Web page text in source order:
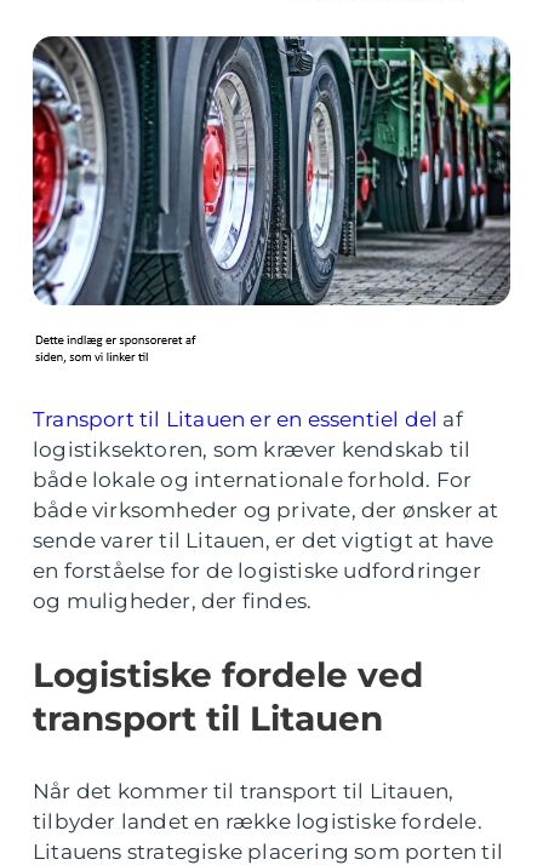
Transport til Litauen er en essentiel del af
logistiksektoren, som kræver kendskab til
både lokale og internationale forhold. For
både virksomheder og private, der ønsker at
sende varer til Litauen, er det vigtigt at have
en forståelse for de logistiske udfordringer
og muligheder, der findes.
Logistiske fordele ved
transport til Litauen
Når det kommer til transport til Litauen,
tilbyder landet en række logistiske fordele.
Litauens strategiske placering som porten til